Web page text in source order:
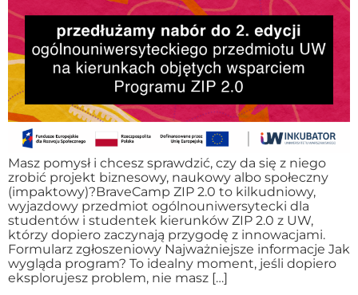
Masz pomysł i chcesz sprawdzić, czy da się z niego
zrobić projekt biznesowy, naukowy albo społeczny
(impaktowy)?BraveCamp ZIP 2.0 to kilkudniowy,
wyjazdowy przedmiot ogólnouniwersytecki dla
studentów i studentek kierunków ZIP 2.0 z UW,
którzy dopiero zaczynają przygodę z innowacjami.
Formularz zgłoszeniowy Najważniejsze informacje Jak
wygląda program? To idealny moment, jeśli dopiero
eksplorujesz problem, nie masz […]